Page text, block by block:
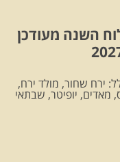
השנה מעודכן
ירח שחור, מולד ירח,
מאדים, יופיטר, שבתאי